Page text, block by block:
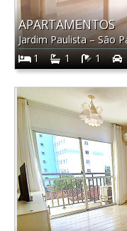
APARTAMENTOS
Jardim Paulista–São
1
1 1